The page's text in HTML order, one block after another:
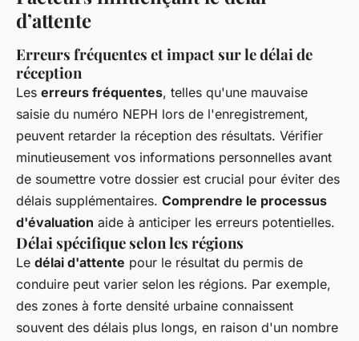
d’attente
Erreurs fréquentes et impact sur le délai de
réception
Les erreurs fréquentes, telles qu'une mauvaise
saisie du numéro NEPH lors de l'enregistrement,
peuvent retarder la réception des résultats. Vérifier
minutieusement vos informations personnelles avant
de soumettre votre dossier est crucial pour éviter des
délais supplémentaires. Comprendre le processus
d'évaluation aide à anticiper les erreurs potentielles.
Délai spécifique selon les régions
Le délai d'attente pour le résultat du permis de
conduire peut varier selon les régions. Par exemple,
des zones à forte densité urbaine connaissent
souvent des délais plus longs, en raison d'un nombre